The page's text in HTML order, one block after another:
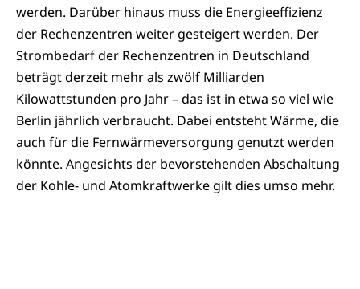
werden. Darüber hinaus muss die Energieeffizienz
der Rechenzentren weiter gesteigert werden. Der
Strombedarf der Rechenzentren in Deutschland
beträgt derzeit mehr als zwölf Milliarden
Kilowattstunden pro Jahr – das ist in etwa so viel wie
Berlin jährlich verbraucht. Dabei entsteht Wärme, die
auch für die Fernwärmeversorgung genutzt werden
könnte. Angesichts der bevorstehenden Abschaltung
der Kohle- und Atomkraftwerke gilt dies umso mehr.